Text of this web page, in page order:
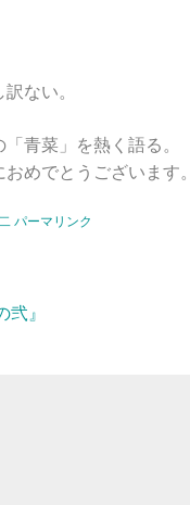
ない。
青菜」を熱く語る。
めでとうございます。
パーマリンク
』